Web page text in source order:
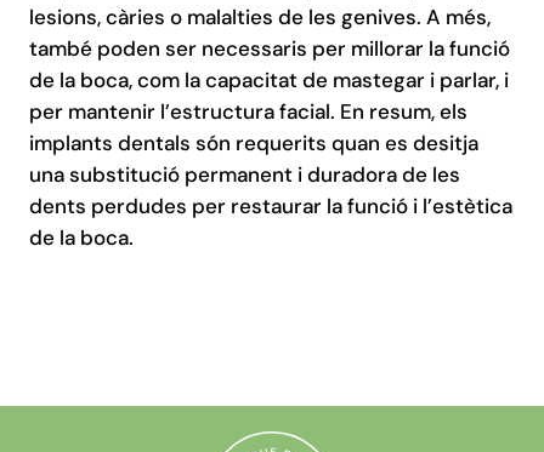
lesions, càries o malalties de les genives. A més,
també poden ser necessaris per millorar la funció
de la boca, com la capacitat de mastegar i parlar, i
per mantenir l’estructura facial. En resum, els
implants dentals són requerits quan es desitja
una substitució permanent i duradora de les
dents perdudes per restaurar la funció i l’estètica
de la boca.